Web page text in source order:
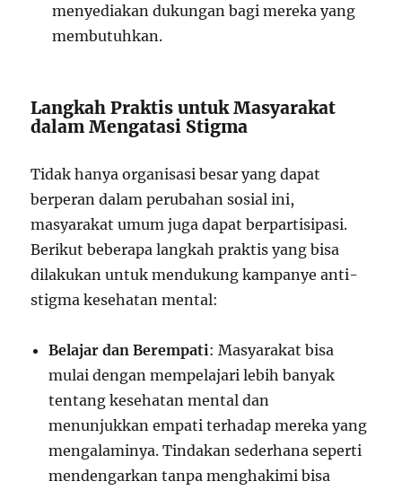
menyediakan dukungan bagi mereka yang
membutuhkan.
Langkah Praktis untuk Masyarakat
dalam Mengatasi Stigma
Tidak hanya organisasi besar yang dapat
berperan dalam perubahan sosial ini,
masyarakat umum juga dapat berpartisipasi.
Berikut beberapa langkah praktis yang bisa
dilakukan untuk mendukung kampanye anti-
stigma kesehatan mental:
Belajar dan Berempati: Masyarakat bisa
mulai dengan mempelajari lebih banyak
tentang kesehatan mental dan
menunjukkan empati terhadap mereka yang
mengalaminya. Tindakan sederhana seperti
mendengarkan tanpa menghakimi bisa